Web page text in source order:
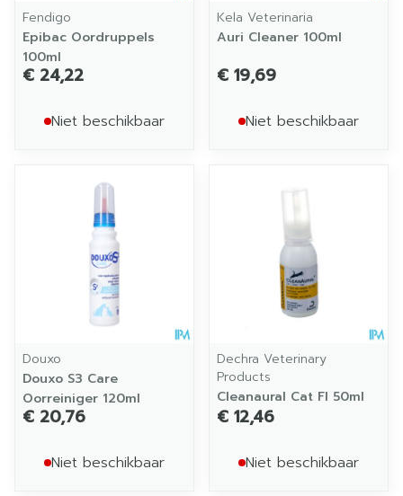
Fendigo
Epibac Oordruppels
100ml
€ 24,22
Niet beschikbaar
Kela Veterinaria
Auri Cleaner 100ml
€ 19,69
Niet beschikbaar
Douxo
Douxo S3 Care
Oorreiniger 120ml
€ 20,76
Niet beschikbaar
Dechra Veterinary
Products
Cleanaural Cat Fl 50ml
€ 12,46
Niet beschikbaar